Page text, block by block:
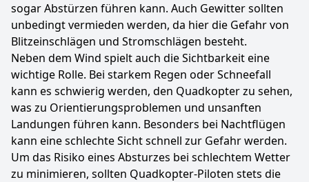
sogar Abstürzen führen kann. Auch Gewitter sollten
unbedingt vermieden werden, da hier die Gefahr von
Blitzeinschlägen und Stromschlägen besteht.
Neben dem Wind spielt auch die Sichtbarkeit eine
wichtige Rolle. Bei starkem Regen oder Schneefall
kann es schwierig werden, den Quadkopter zu sehen,
was zu Orientierungsproblemen und unsanften
Landungen führen kann. Besonders bei Nachtflügen
kann eine schlechte Sicht schnell zur Gefahr werden.
Um das Risiko eines Absturzes bei schlechtem Wetter
zu minimieren, sollten Quadkopter-Piloten stets die